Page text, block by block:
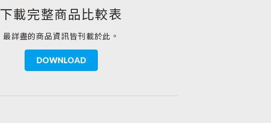
下載完整商品比較表
最詳盡的商品資訊皆刊載於此。
DOWNLOAD